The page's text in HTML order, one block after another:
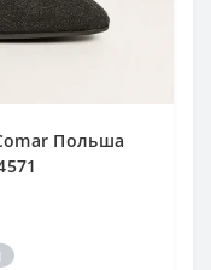
Польша